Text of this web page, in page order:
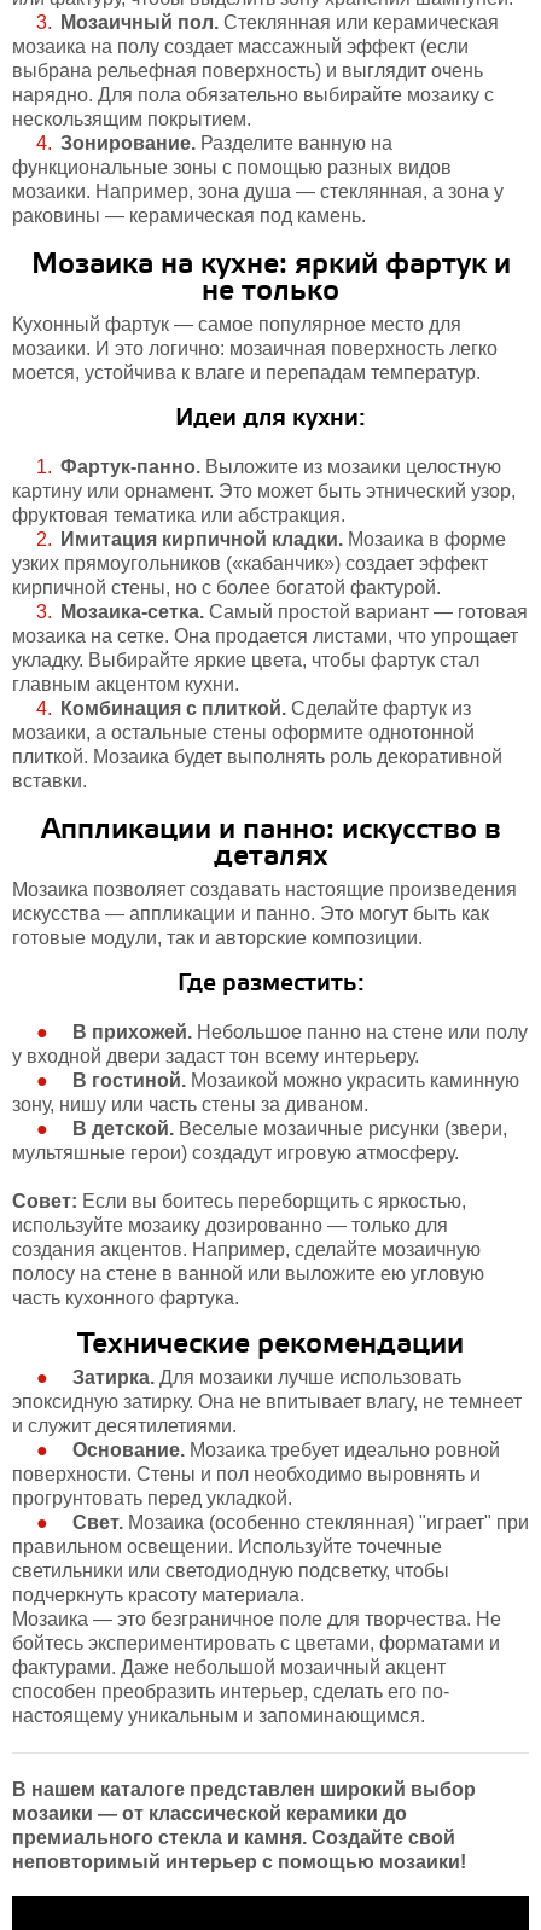
Мозаичный пол. Стеклянная или керамическая
мозаика на полу создает массажный эффект (если
выбрана рельефная поверхность) и выглядит очень
нарядно. Для пола обязательно выбирайте мозаику с
нескользящим покрытием.
Зонирование. Разделите ванную на
функциональные зоны с помощью разных видов
мозаики. Например, зона душа — стеклянная, а зона у
раковины — керамическая под камень.
Мозаика на кухне: яркий фартук и
не только
Кухонный фартук — самое популярное место для
мозаики. И это логично: мозаичная поверхность легко
моется, устойчива к влаге и перепадам температур.
Идеи для кухни:
Фартук-панно. Выложите из мозаики целостную
картину или орнамент. Это может быть этнический узор,
фруктовая тематика или абстракция.
Имитация кирпичной кладки. Мозаика в форме
узких прямоугольников («кабанчик») создает эффект
кирпичной стены, но с более богатой фактурой.
Мозаика-сетка. Самый простой вариант — готовая
мозаика на сетке. Она продается листами, что упрощает
укладку. Выбирайте яркие цвета, чтобы фартук стал
главным акцентом кухни.
Комбинация с плиткой. Сделайте фартук из
мозаики, а остальные стены оформите однотонной
плиткой. Мозаика будет выполнять роль декоративной
вставки.
Аппликации и панно: искусство в
деталях
Мозаика позволяет создавать настоящие произведения
искусства — аппликации и панно. Это могут быть как
готовые модули, так и авторские композиции.
Где разместить:
В прихожей. Небольшое панно на стене или полу
у входной двери задаст тон всему интерьеру.
В гостиной. Мозаикой можно украсить каминную
зону, нишу или часть стены за диваном.
В детской. Веселые мозаичные рисунки (звери,
мультяшные герои) создадут игровую атмосферу.
Совет: Если вы боитесь переборщить с яркостью,
используйте мозаику дозированно — только для
создания акцентов. Например, сделайте мозаичную
полосу на стене в ванной или выложите ею угловую
часть кухонного фартука.
Технические рекомендации
Затирка. Для мозаики лучше использовать
эпоксидную затирку. Она не впитывает влагу, не темнеет
и служит десятилетиями.
Основание. Мозаика требует идеально ровной
поверхности. Стены и пол необходимо выровнять и
прогрунтовать перед укладкой.
Свет. Мозаика (особенно стеклянная) "играет" при
правильном освещении. Используйте точечные
светильники или светодиодную подсветку, чтобы
подчеркнуть красоту материала.
Мозаика — это безграничное поле для творчества. Не
бойтесь экспериментировать с цветами, форматами и
фактурами. Даже небольшой мозаичный акцент
способен преобразить интерьер, сделать его по-
настоящему уникальным и запоминающимся.
В нашем каталоге представлен широкий выбор
мозаики — от классической керамики до
премиального стекла и камня. Создайте свой
неповторимый интерьер с помощью мозаики!